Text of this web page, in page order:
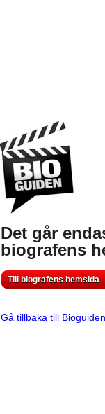
Det går
biografens
Till biografens hemsida
Gå tillbaka till Bioguiden